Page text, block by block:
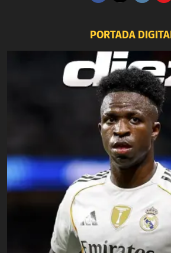
PORTADA